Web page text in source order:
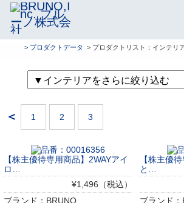
> プロダクトデータ > プロダクトリスト：インテリ
1 2 3
＜
【株主優待専用商品】2WAYアイ
ロ…
¥1,496（税込）
ブランド：BRUNO
【株主優
と…
ブランド